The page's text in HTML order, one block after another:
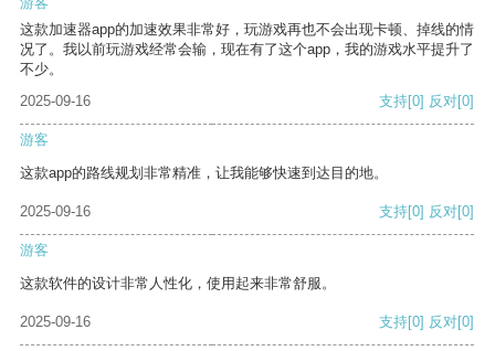
这款加速器app的加速效果非常好，玩游戏再也不会出现卡顿、掉线的情
况了。我以前玩游戏经常会输，现在有了这个app，我的游戏水平提升了
不少。
2025-09-16
支持[0] 反对[0]
游客
这款app的路线规划非常精准，让我能够快速到达目的地。
2025-09-16 支持[0] 反对[0]
游客
这款软件的设计非常人性化，使用起来非常舒服。
2025-09-16 支持[0] 反对[0]